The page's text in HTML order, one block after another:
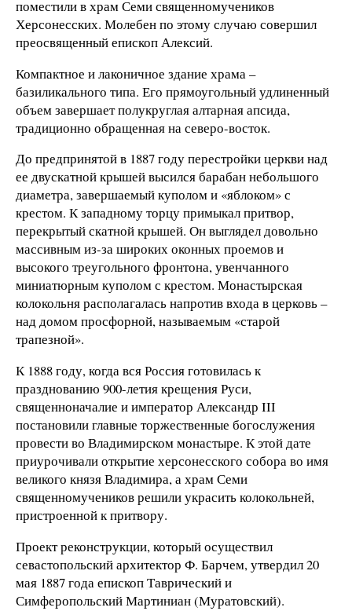
поместили в храм Семи священномучеников
Херсонесских. Молебен по этому случаю совершил
преосвященный епископ Алексий.
Компактное и лаконичное здание храма –
базиликального типа. Его прямоугольный удлиненный
объем завершает полукруглая алтарная апсида,
традиционно обращенная на северо-восток.
До предпринятой в 1887 году перестройки церкви над
ее двускатной крышей высился барабан небольшого
диаметра, завершаемый куполом и «яблоком» с
крестом. К западному торцу примыкал притвор,
перекрытый скатной крышей. Он выглядел довольно
массивным из-за широких оконных проемов и
высокого треугольного фронтона, увенчанного
миниатюрным куполом с крестом. Монастырская
колокольня располагалась напротив входа в церковь –
над домом просфорной, называемым «старой
трапезной».
К 1888 году, когда вся Россия готовилась к
празднованию 900-летия крещения Руси,
священноначалие и император Александр III
постановили главные торжественные богослужения
провести во Владимирском монастыре. К этой дате
приурочивали открытие херсонесского собора во имя
великого князя Владимира, а храм Семи
священномучеников решили украсить колокольней,
пристроенной к притвору.
Проект реконструкции, который осуществил
севастопольский архитектор Ф. Барчем, утвердил 20
мая 1887 года епископ Таврический и
Симферопольский Мартиниан (Муратовский).